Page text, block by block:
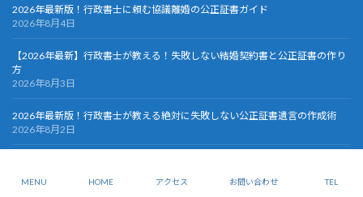
2026年最新版！行政書士に頼む協議離婚の公正証書ガイド
2026年8月4日
【2026年最新】行政書士が教える！失敗しない結婚契約書と公正証書の作り
方
2026年8月3日
2026年最新版！行政書士が教える絶対に失敗しない公正証書遺言の作成術
2026年8月2日
MENU HOME アクセス お問い合わせ TEL